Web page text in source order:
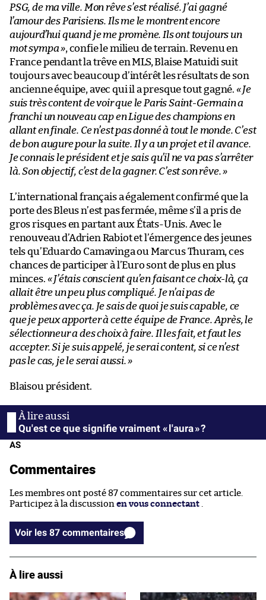
PSG, de ma ville. Mon rêve s’est réalisé. J’ai gagné
l’amour des Parisiens. Ils me le montrent encore
aujourd’hui quand je me promène. Ils ont toujours un
mot sympa », confie le milieu de terrain. Revenu en
France pendant la trêve en MLS, Blaise Matuidi suit
toujours avec beaucoup d’intérêt les résultats de son
ancienne équipe, avec qui il a presque tout gagné. « Je
suis très content de voir que le Paris Saint-Germain a
franchi un nouveau cap en Ligue des champions en
allant en finale. Ce n’est pas donné à tout le monde. C’est
de bon augure pour la suite. Il y a un projet et il avance.
Je connais le président et je sais qu’il ne va pas s’arrêter
là. Son objectif, c’est de la gagner. C’est son rêve. »
L’international français a également confirmé que la
porte des Bleus n’est pas fermée, même s’il a pris de
gros risques en partant aux États-Unis. Avec le
renouveau d’Adrien Rabiot et l’émergence des jeunes
tels qu’Eduardo Camavinga ou Marcus Thuram, ces
chances de participer à l’Euro sont de plus en plus
minces. « J’étais conscient qu’en faisant ce choix-là, ça
allait être un peu plus compliqué. Je n’ai pas de
problèmes avec ça. Je sais de quoi je suis capable, ce
que je peux apporter à cette équipe de France. Après, le
sélectionneur a des choix à faire. Il les fait, et faut les
accepter. Si je suis appelé, je serai content, si ce n’est
pas le cas, je le serai aussi. »
Blaisou président.
Qu'est ce que signifie vraiment « l'aura » ?
AS
Commentaires
Les membres ont posté 87 commentaires sur cet article.
Participez à la discussion en vous connectant .
Voir les 87 commentaires
À lire aussi